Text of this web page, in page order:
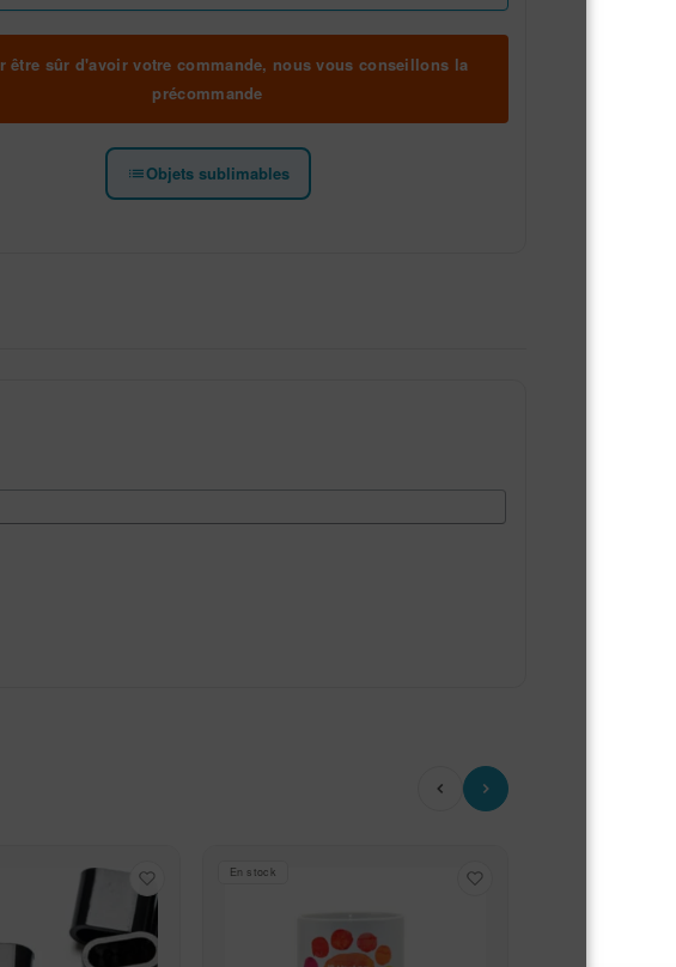
être sûr d'avoir votre commande, nous vous conseillons la
précommande
Objets sublimables
En stock